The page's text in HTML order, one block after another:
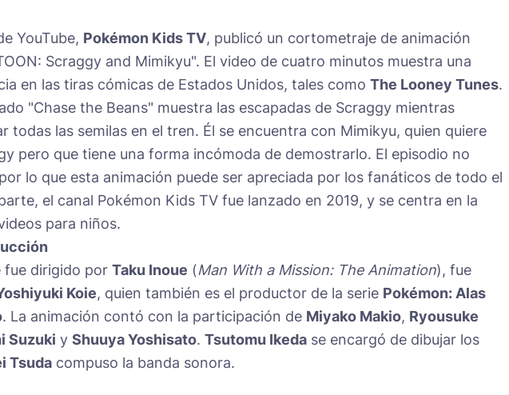
YouTube, Pokémon Kids TV, publicó un cortometraje de animación
Scraggy and Mimikyu". El video de cuatro minutos muestra una
en las tiras cómicas de Estados Unidos, tales como The Looney Tunes.
"Chase the Beans" muestra las escapadas de Scraggy mientras
todas las semilas en el tren. Él se encuentra con Mimikyu, quien quiere
pero que tiene una forma incómoda de demostrarlo. El episodio no
lo que esta animación puede ser apreciada por los fanáticos de todo el
el canal Pokémon Kids TV fue lanzado en 2019, y se centra en la
para niños.
fue dirigido por Taku Inoue (Man With a Mission: The Animation), fue
Koie, quien también es el productor de la serie Pokémon: Alas
. La animación contó con la participación de Miyako Makio, Ryousuke
Suzuki y Shuuya Yoshisato. Tsutomu Ikeda se encargó de dibujar los
Tsuda compuso la banda sonora.